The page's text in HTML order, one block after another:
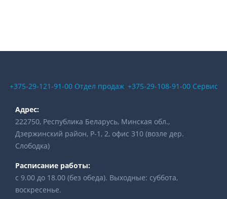
+375-29-121-91-00 Отдел продаж +375-29-108-91-00 Сервис
Адрес:
222750, Республика Беларусь, Минская обл.,
Дзержинский район, Р-1, 2, офис 310 (возле дер.
Слободка)
Расписание работы:
с 9.00 до 18.00 (без обеда). Выходные: суббота,
воскресенье.